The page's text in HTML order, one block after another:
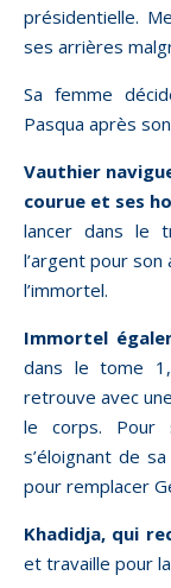
présidentielle.
ses arrières
Sa femme
Pasqua après
Vauthier
courue et ses
lancer dans le
l’argent pour
l’immortel.
Immortel
dans le tome
retrouve avec
le corps. Pour
s’éloignant de
pour remplacer
Khadidja, qui
et travaille pour